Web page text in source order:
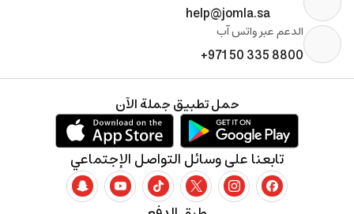
help@jomla.sa
الدعم عبر واتس آب
+971 50 335 8800
تابعنا على وسائل التواصل الإجتماعي
حمل تطبيق جملة الآن